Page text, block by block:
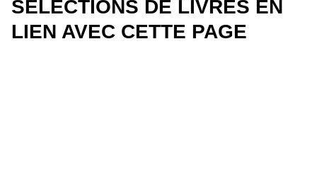
SÉLECTIONS DE LIVRES EN
LIEN AVEC CETTE PAGE